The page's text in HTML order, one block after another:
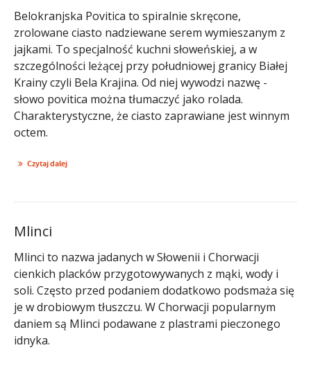
Belokranjska Povitica to spiralnie skręcone,
zrolowane ciasto nadziewane serem wymieszanym z
jajkami. To specjalność kuchni słoweńskiej, a w
szczególności leżącej przy południowej granicy Białej
Krainy czyli Bela Krajina. Od niej wywodzi nazwę -
słowo povitica można tłumaczyć jako rolada.
Charakterystyczne, że ciasto zaprawiane jest winnym
octem.
Czytaj dalej
Mlinci
Mlinci to nazwa jadanych w Słowenii i Chorwacji
cienkich placków przygotowywanych z mąki, wody i
soli. Często przed podaniem dodatkowo podsmaża się
je w drobiowym tłuszczu. W Chorwacji popularnym
daniem są Mlinci podawane z plastrami pieczonego
idnyka.